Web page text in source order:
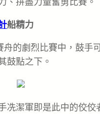
船精力
的劇烈比賽中，鼓手
鼓點之下。
冼潔軍即是此中的佼佼